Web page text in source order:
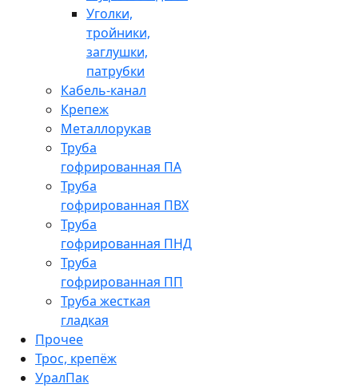
Уголки,
тройники,
заглушки,
патрубки
Кабель-канал
Крепеж
Металлорукав
Труба
гофрированная ПА
Труба
гофрированная ПВХ
Труба
гофрированная ПНД
Труба
гофрированная ПП
Труба жесткая
гладкая
Прочее
Трос, крепёж
УралПак